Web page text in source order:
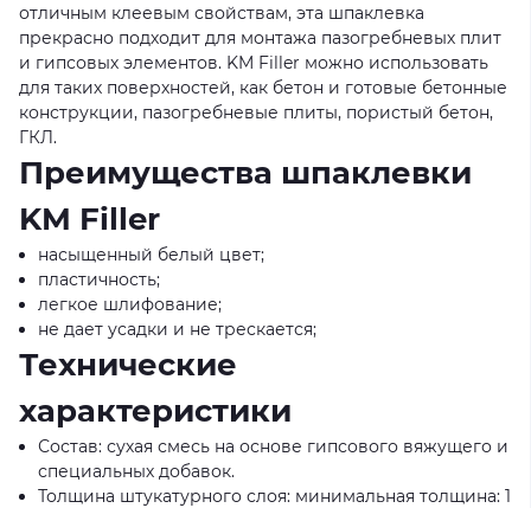
отличным клеевым свойствам, эта шпаклевка
прекрасно подходит для монтажа пазогребневых плит
и гипсовых элементов. KM Filler можно использовать
для таких поверхностей, как бетон и готовые бетонные
конструкции, пазогребневые плиты, пористый бетон,
ГКЛ.
Преимущества шпаклевки
KM Filler
насыщенный белый цвет;
пластичность;
легкое шлифование;
не дает усадки и не трескается;
Технические
характеристики
Состав: сухая смесь на основе гипсового вяжущего и
специальных добавок.
Толщина штукатурного слоя: минимальная толщина: 1